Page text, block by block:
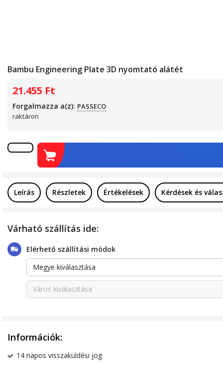
Bambu Engineering Plate 3D nyomtató alátét
Várható szállítás ide:
Elérhető szállítási módok
Megye kiválasztása
Város kiválasztása
Információk:
14 napos visszaküldési jog
21.455 Ft
Forgalmazza a(z): PASSECO
raktáron
Leírás Részletek Értékelések Kérdések és